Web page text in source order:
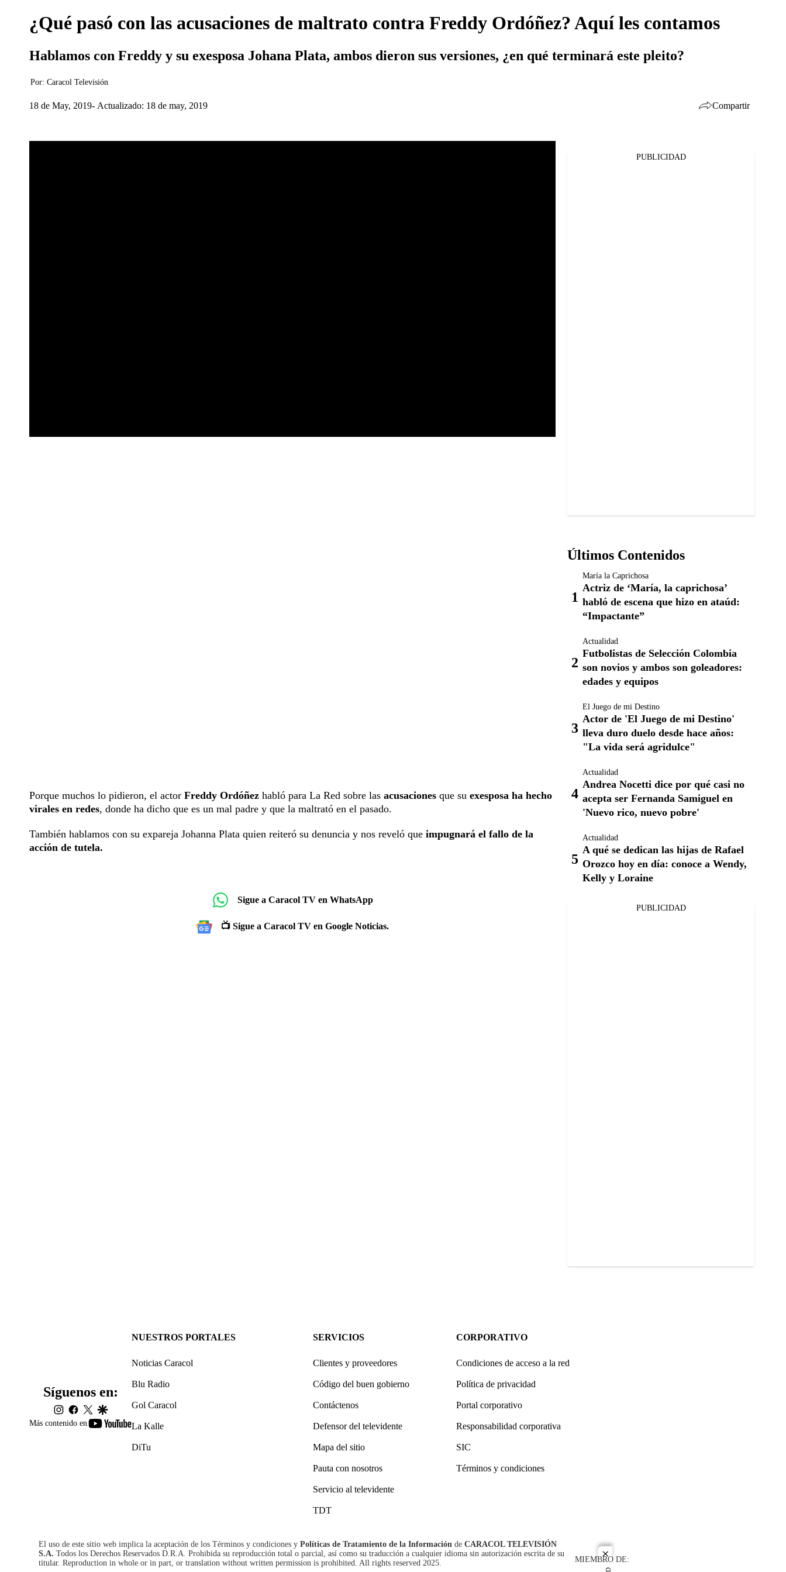
close
¿Qué pasó con las acusaciones de maltrato contra Freddy Ordóñez? Aquí les contamos
Hablamos con Freddy y su exesposa Johana Plata, ambos dieron sus versiones, ¿en qué terminará este pleito?
Por: Caracol Televisión
18 de May, 2019 Actualizado: 18 de may, 2019 Compartir
Porque muchos lo pidieron, el actor Freddy Ordóñez habló para La Red sobre las acusaciones que su exesposa ha hecho
virales en redes, donde ha dicho que es un mal padre y que la maltrató en el pasado.
También hablamos con su expareja Johanna Plata quien reiteró su denuncia y nos reveló que impugnará el fallo de la
acción de tutela.
Sigue a Caracol TV en WhatsApp
📺 Sigue a Caracol TV en Google Noticias.
PUBLICIDAD
Últimos Contenidos
María la Caprichosa
Actriz de ‘María, la caprichosa’
habló de escena que hizo en ataúd:
“Impactante”
Actualidad
Futbolistas de Selección Colombia
son novios y ambos son goleadores:
edades y equipos
El Juego de mi Destino
Actor de 'El Juego de mi Destino'
lleva duro duelo desde hace años:
"La vida será agridulce"
Actualidad
Andrea Nocetti dice por qué casi no
acepta ser Fernanda Samiguel en
'Nuevo rico, nuevo pobre'
Actualidad
A qué se dedican las hijas de Rafael
Orozco hoy en día: conoce a Wendy,
Kelly y Loraine
PUBLICIDAD
Más contenido en
youtube-
Síguenos en:
instagram
facebook
twittergoogle
NUESTROS PORTALES
Noticias Caracol
Blu Radio
Gol Caracol
La Kalle
DiTu
SERVICIOS
Clientes y proveedores
Código del buen gobierno
Contáctenos
Defensor del televidente
Mapa del sitio
Pauta con nosotros
Servicio al televidente
TDT
CORPORATIVO
Condiciones de acceso a la red
Política de privacidad
Portal corporativo
Responsabilidad corporativa
SIC
Términos y condiciones
El uso de este sitio web implica la aceptación de los Términos y condiciones y Políticas de Tratamiento de la Información de CARACOL TELEVISIÓN
S.A. Todos los Derechos Reservados D.R.A. Prohibida su reproducción total o parcial, así como su traducción a cualquier idioma sin autorización escrita de su
titular. Reproduction in whole or in part, or translation without written permission is prohibited. All rights reserved 2025.
MIEMBRO DE: